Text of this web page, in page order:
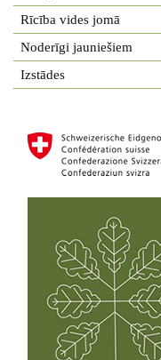
Rīcība vides jomā
Noderīgi jauniešiem
Izstādes